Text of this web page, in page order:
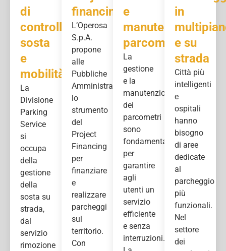
di
controllo
sosta
e
mobilità
La
Divisione
Parking
Service
si
occupa
della
gestione
della
sosta su
strada,
dal
servizio
rimozione
financing
L’Operosa
S.p.A.
propone
alle
Pubbliche
Amministrazioni
lo
strumento
del
Project
Financing
per
finanziare
e
realizzare
parcheggi
sul
territorio.
Con
e
manutenzione
parcometri
La
gestione
e la
manutenzione
dei
parcometri
sono
fondamentali
per
garantire
agli
utenti un
servizio
efficiente
e senza
interruzioni.
in
e su
strada
Città più
intelligenti
e
ospitali
hanno
bisogno
di aree
dedicate
al
parcheggio
più
funzionali.
Nel
settore
dei